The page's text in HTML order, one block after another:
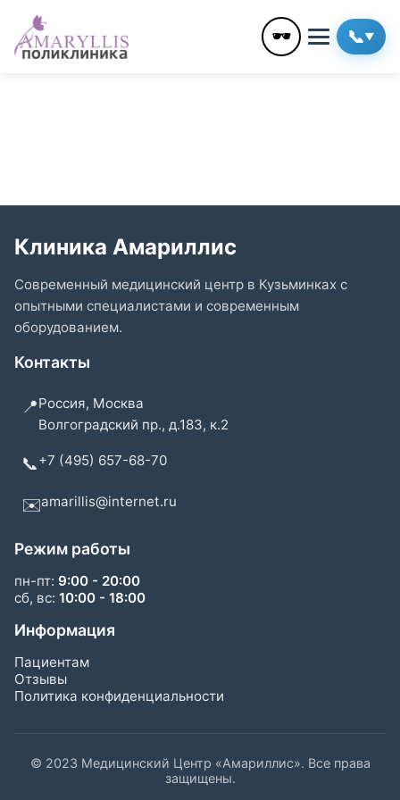
📞▼
🕶️
Клиника Амариллис
Современный медицинский центр в Кузьминках с
опытными специалистами и современным
оборудованием.
Контакты
📍Россия, Москва
Волгоградский пр., д.183, к.2
📞+7 (495) 657-68-70
✉️amarillis@internet.ru
Режим работы
пн-пт: 9:00 - 20:00
сб, вс: 10:00 - 18:00
Информация
Пациентам
Отзывы
Политика конфиденциальности
© 2023 Медицинский Центр «Амариллис». Все права
защищены.